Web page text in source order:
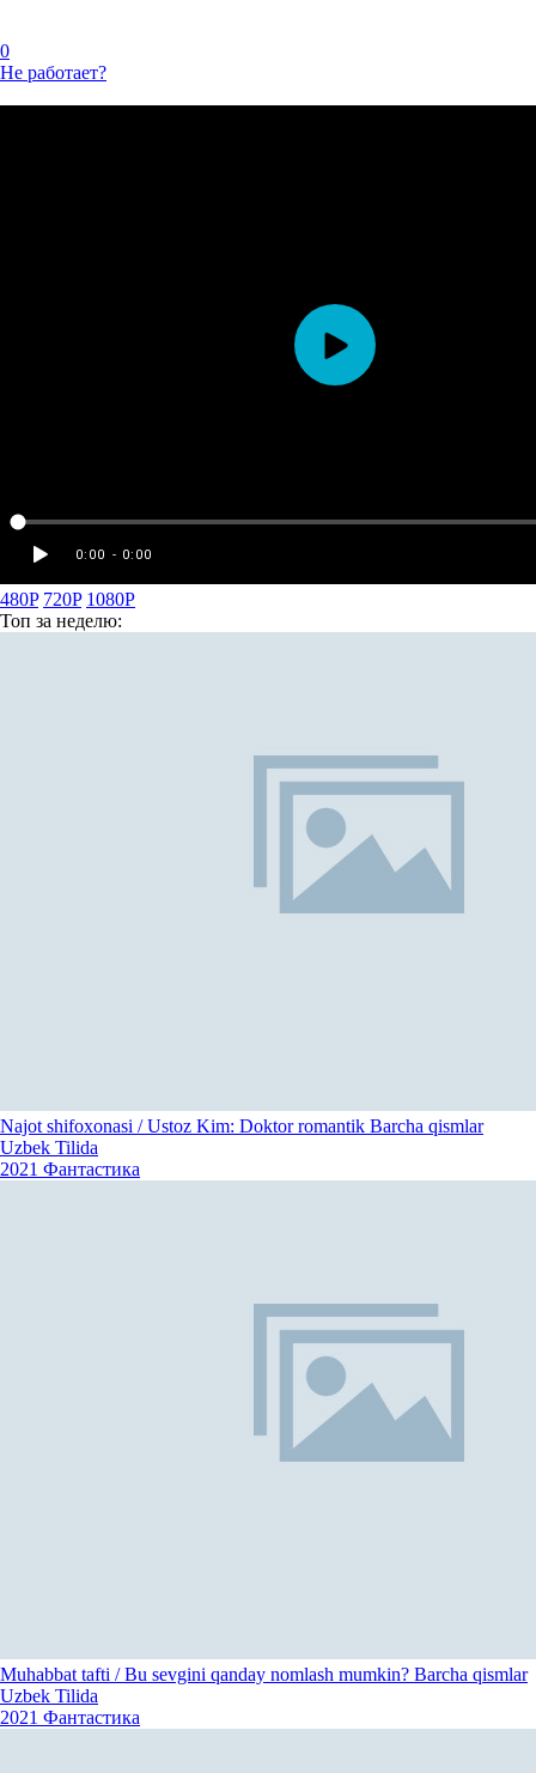
0
Не работает?
480P 720P 1080P
Топ за неделю:
Najot shifoxonasi / Ustoz Kim: Doktor romantik Barcha qismlar
Uzbek Tilida
2021 Фантастика
Muhabbat tafti / Bu sevgini qanday nomlash mumkin? Barcha qismlar
Uzbek Tilida
2021 Фантастика